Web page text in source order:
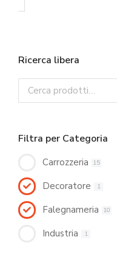
Ricerca libera
Filtra per Categoria
Carrozzeria 15
Decoratore 1
Falegnameria 10
Industria 1